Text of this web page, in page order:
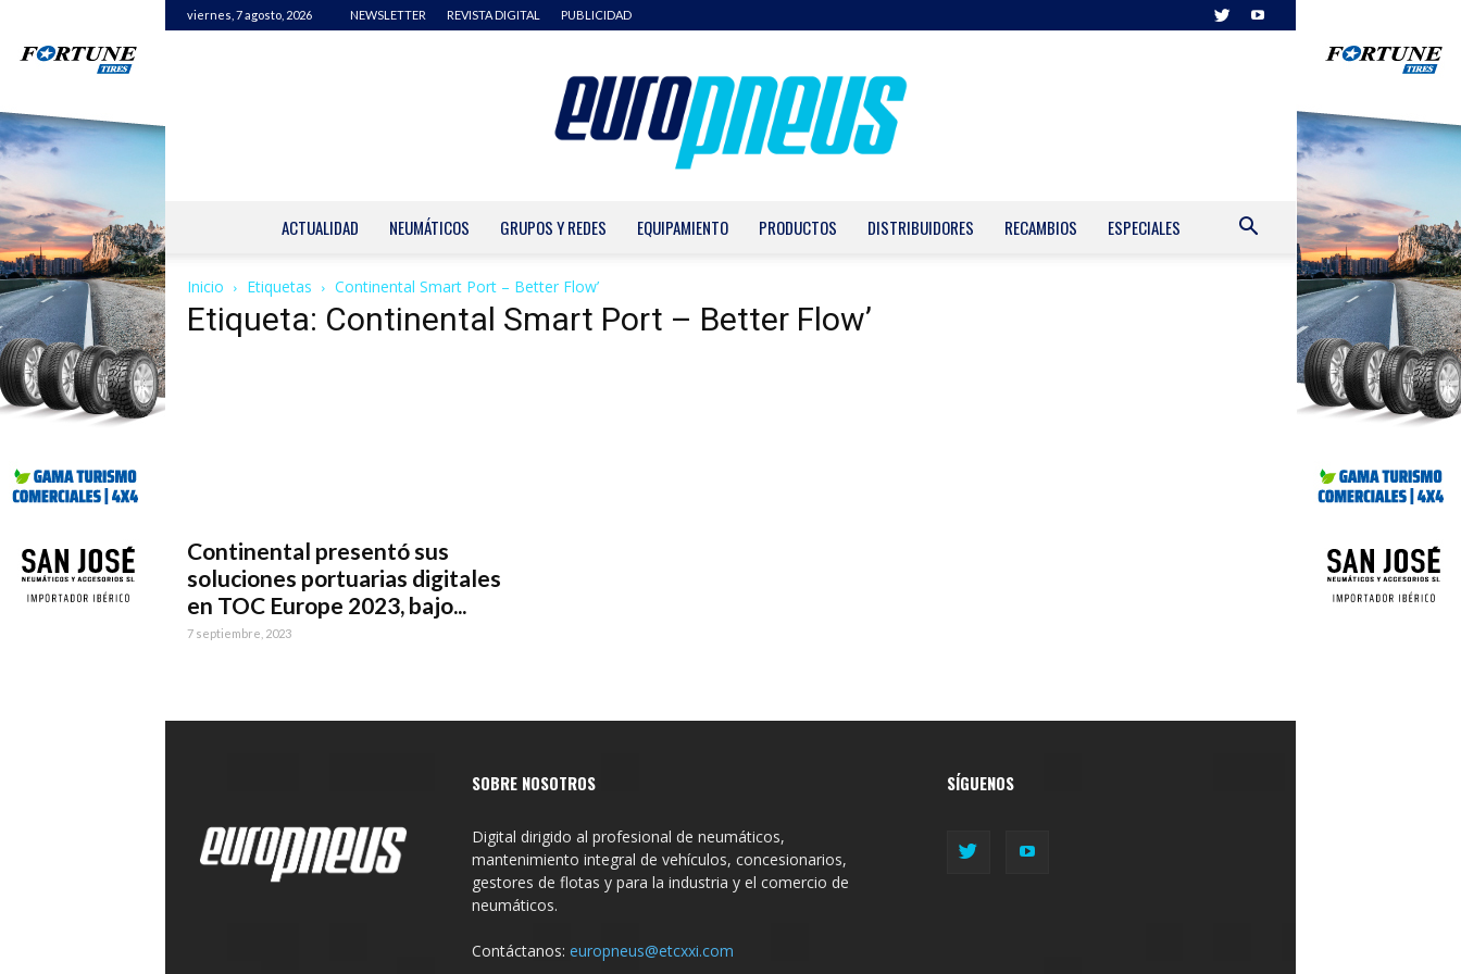
viernes, 7 agosto, 2026 NEWSLETTER REVISTA DIGITAL PUBLICIDAD
ACTUALIDAD NEUMÁTICOS GRUPOS Y REDES EQUIPAMIENTO PRODUCTOS DISTRIBUIDORES RECAMBIOS ESPECIALES
Inicio Etiquetas Continental Smart Port – Better Flow’
Etiqueta: Continental Smart Port – Better Flow’
Continental presentó sus
soluciones portuarias digitales
en TOC Europe 2023, bajo...
7 septiembre, 2023
SOBRE NOSOTROS
Digital dirigido al profesional de neumáticos,
mantenimiento integral de vehículos, concesionarios,
gestores de flotas y para la industria y el comercio de
neumáticos.
Contáctanos: europneus@etcxxi.com
SÍGUENOS